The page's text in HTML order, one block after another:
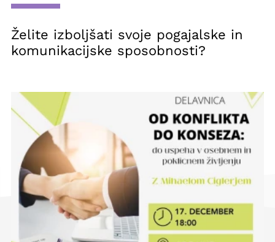
Želite izboljšati svoje pogajalske in
komunikacijske sposobnosti?